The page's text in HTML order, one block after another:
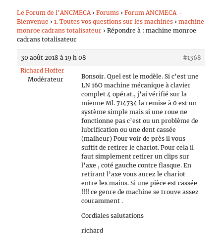
Le Forum de l’ANCMECA › Forums › Forum ANCMECA –
Bienvenue › 1. Toutes vos questions sur les machines › machine
monroe cadrans totalisateur › Répondre à : machine monroe
cadrans totalisateur
30 août 2018 à 19 h 08
#1368
Richard Hoffer
Modérateur
Bonsoir. Quel est le modèle. Si c’est une
LN 16O machine mécanique à clavier
complet 4 opérat., j’ai vérifié sur la
mienne Ml. 714734 la remise à 0 est un
système simple mais si une roue ne
fonctionne pas c’est ou un problème de
lubrification ou une dent cassée
(malheur) Pour voir de près il vous
suffit de retirer le chariot. Pour cela il
faut simplement retirer un clips sur
l’axe , coté gauche contre flasque. En
retirant l’axe vous aurez le chariot
entre les mains. Si une pièce est cassée
!!!! ce genre de machine se trouve assez
couramment .
Cordiales salutations
richard